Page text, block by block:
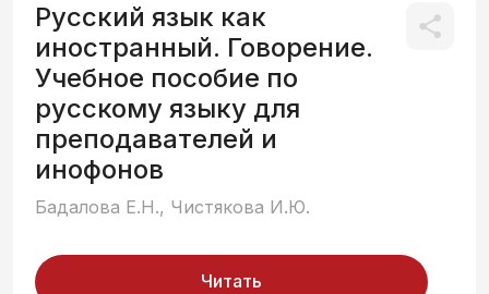
Русский язык как
иностранный. Говорение.
Учебное пособие по
русскому языку для
преподавателей и
инофонов
Бадалова Е.Н., Чистякова И.Ю.
Читать